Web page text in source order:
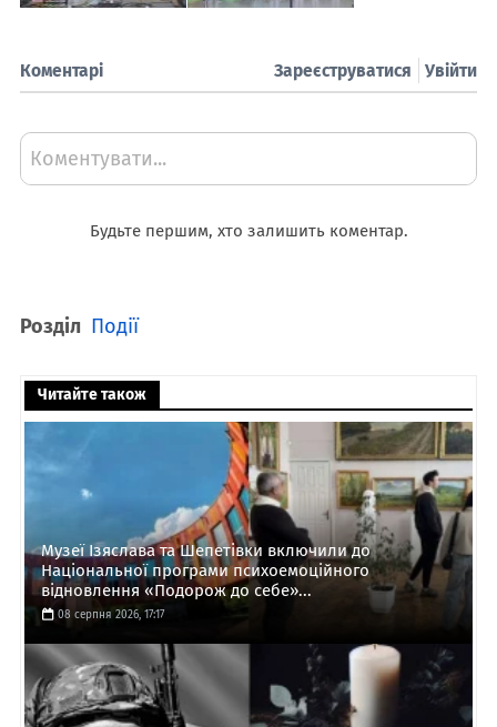
Коментарі Увійти
Зареєструватися
Коментувати...
Будьте першим, хто залишить коментар.
Розділ Події
Читайте також
Музеї Ізяслава та Шепетівки включили до
Національної програми психоемоційного
відновлення «Подорож до себе»...
08 серпня 2026, 17:17